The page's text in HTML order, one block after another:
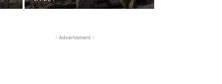
- Advertisment -